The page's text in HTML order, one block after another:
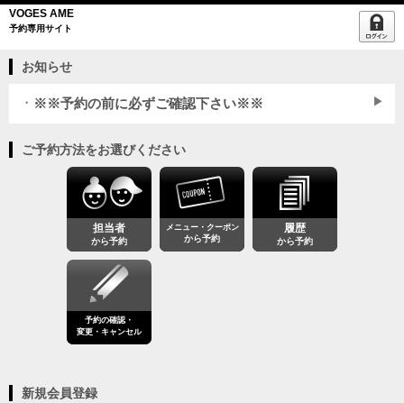
VOGES AME
予約専用サイト
お知らせ
※※予約の前に必ずご確認下さい※※
当日1時間前
まで受付可能です。またWEB予約
でお時間がお取りできなかった場合でもお電話にてお取りできる場合があります。
※キャンセルは当日の 朝9時まで WEBから可能です。それ以降はお電話でお願いし
簡単ログイン
迷惑メール対策
メイン指定受信
saloon.to
ご予約方法をお選びください
担当者
から予約
メニュー・クーポン
から予約
履歴
から予約
予約の確認・
変更・キャンセル
新規会員登録